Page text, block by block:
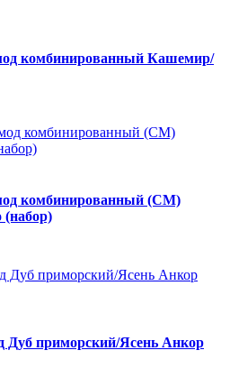
комбинированный Кашемир/
комбинированный (СМ)
Дуб приморский/Ясень Анкор